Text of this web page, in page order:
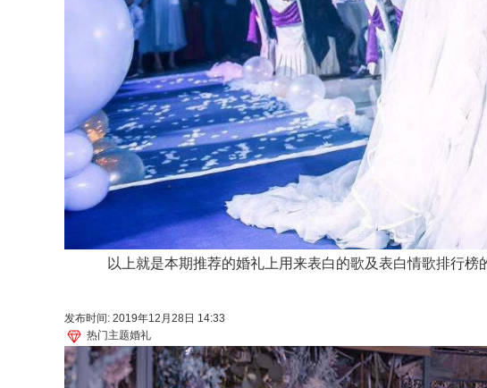
以上就是本期推荐的婚礼上用来表白的歌及表白情歌排行榜
发布时间: 2019年12月28日 14:33
热门主题婚礼